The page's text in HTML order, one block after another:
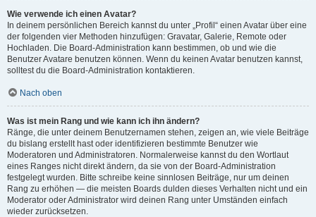
Wie verwende ich einen Avatar?
In deinem persönlichen Bereich kannst du unter „Profil“ einen Avatar über eine
der folgenden vier Methoden hinzufügen: Gravatar, Galerie, Remote oder
Hochladen. Die Board-Administration kann bestimmen, ob und wie die
Benutzer Avatare benutzen können. Wenn du keinen Avatar benutzen kannst,
solltest du die Board-Administration kontaktieren.
Nach oben
Was ist mein Rang und wie kann ich ihn ändern?
Ränge, die unter deinem Benutzernamen stehen, zeigen an, wie viele Beiträge
du bislang erstellt hast oder identifizieren bestimmte Benutzer wie
Moderatoren und Administratoren. Normalerweise kannst du den Wortlaut
eines Ranges nicht direkt ändern, da sie von der Board-Administration
festgelegt wurden. Bitte schreibe keine sinnlosen Beiträge, nur um deinen
Rang zu erhöhen — die meisten Boards dulden dieses Verhalten nicht und ein
Moderator oder Administrator wird deinen Rang unter Umständen einfach
wieder zurücksetzen.